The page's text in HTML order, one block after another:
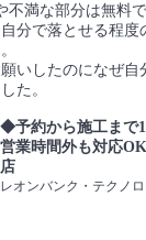
不満な部分は無料
分で落とせる程度
いしたのになぜ自
た。
◆予約から施工まで
営業時間外も対応
店
レオンバンク・テクノ